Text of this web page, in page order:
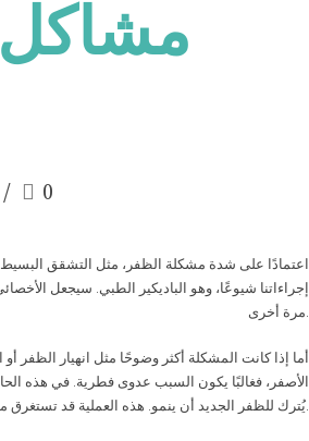
مشاكل
0
اعتمادًا على شدة مشكلة الظفر، مثل التشقق
إجراءاتنا شيوعًا، وهو الباديكير الطبي. سيجعل
أما إذا كانت المشكلة أكثر وضوحًا مثل انهيار الظفر
الأصفر، فغالبًا يكون السبب عدوى فطرية. في هذه